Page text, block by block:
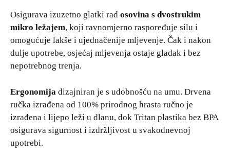
Osigurava izuzetno glatki rad osovina s dvostrukim
mikro ležajem, koji ravnomjerno raspoređuje silu i
omogućuje lakše i ujednačenije mljevenje. Čak i nakon
dulje upotrebe, osjećaj mljevenja ostaje gladak i bez
nepotrebnog trenja.
Ergonomija dizajniran je s udobnošću na umu. Drvena
ručka izrađena od 100% prirodnog hrasta ručno je
izrađena i lijepo leži u dlanu, dok Tritan plastika bez BPA
osigurava sigurnost i izdržljivost u svakodnevnoj
upotrebi.